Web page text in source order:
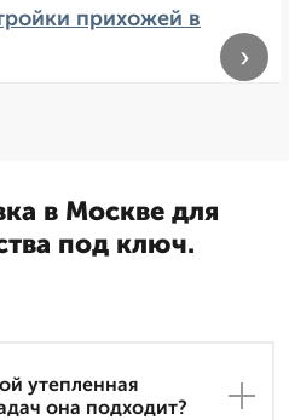
прихожей в
›
в Москве для
под ключ.
утепленная
она подходит?